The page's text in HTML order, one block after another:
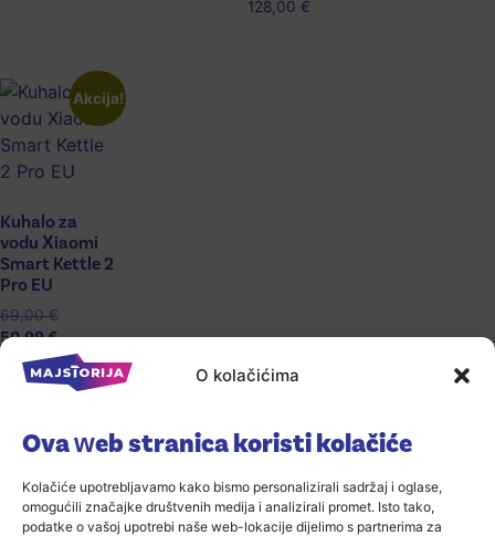
O kolačićima
Ova web stranica koristi kolačiće
Kolačiće upotrebljavamo kako bismo personalizirali sadržaj i oglase,
omogućili značajke društvenih medija i analizirali promet. Isto tako,
podatke o vašoj upotrebi naše web-lokacije dijelimo s partnerima za
128,00 €
Akcija!
Kuhalo za
vodu Xiaomi
Smart Kettle 2
Pro EU
69,00€
50,99€